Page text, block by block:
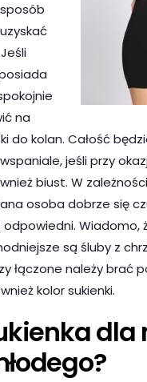
na
do kolan. Całość
jeśli przy
biust. W
osoba dobrze się
odpowiedni. Wiadomo,
są śluby z
łączone należy brać
kolor sukienki.
dla